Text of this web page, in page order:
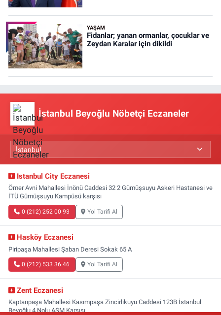
YAŞAM
Fidanlar; yanan ormanlar, çocuklar ve
Zeydan Karalar için dikildi
İstanbul Beyoğlu Nöbetçi Eczaneler
Istanbul City Eczanesi
Ömer Avni Mahallesi İnönü Caddesi 32 2 Gümüşsuyu Askeri Hastanesi ve
İTÜ Gümüşsuyu Kampüsü karşısı
0 (212) 252 00 93 Yol Tarifi Al
Hasköy Eczanesi
Piripaşa Mahallesi Şaban Deresi Sokak 65 A
0 (212) 533 36 46 Yol Tarifi Al
Zent Eczanesi
Kaptanpaşa Mahallesi Kasımpaşa Zincirlikuyu Caddesi 123B İstanbul
Beyoğlu 4 Nolu ASM Karşısı